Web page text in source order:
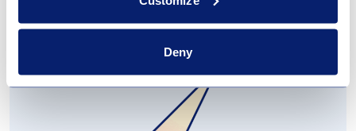
Deny
tjänsteutbud